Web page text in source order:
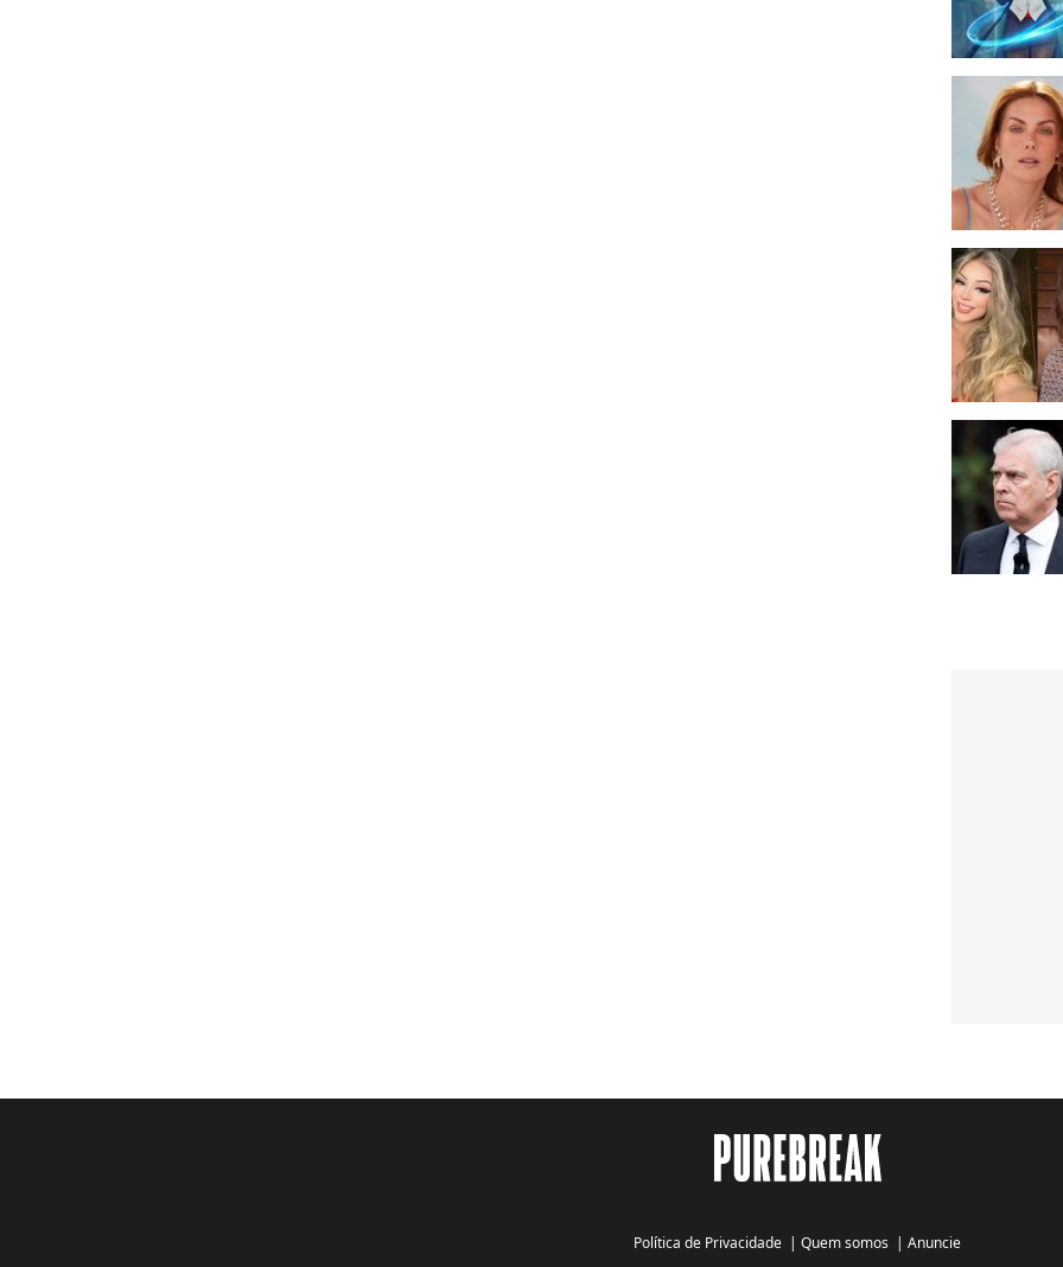
Política de Privacidade | Quem somos | Anuncie